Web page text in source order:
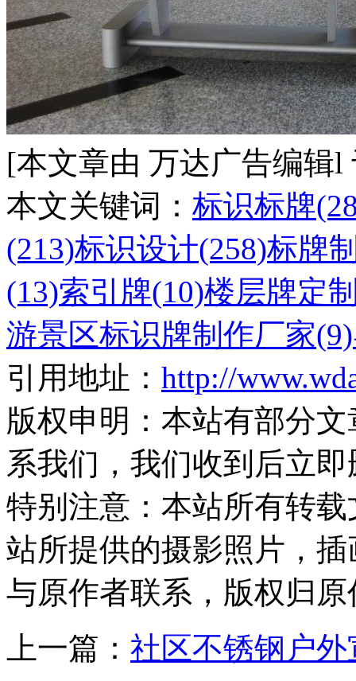
[本文章由 万达广告编辑l
本文关键词： 标识标牌
(213)标识设计(258)标牌
(13)索引牌(10)楼层牌定
游景区标识牌制作厂家(9)
引用地址： http://
版权申明： 本站有部分
系我们，我们收到后立
特别注意： 本站所有转
站所提供的摄影照片，
与原作者联系，版权归
上一篇： 社区不锈钢户